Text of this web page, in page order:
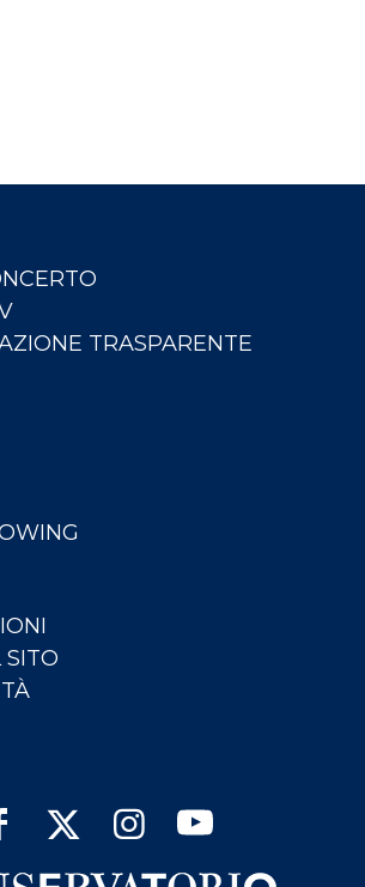
TRASPARENTE